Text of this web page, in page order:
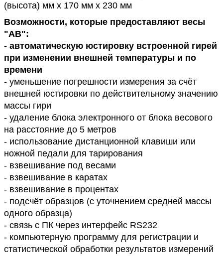
(высота) мм х 170 мм х 230 мм
Возможности, которые предоставляют весы
"АВ":
- автоматическую юстировку встроенной гирей
при изменении внешней температуры и по
времени
- уменьшение погрешности измерения за счёт
внешней юстировки по действительному значению
массы гири
- удаление блока электронного от блока весового
на расстояние до 5 метров
- использование дистанционной клавиши или
ножной педали для тарирования
- взвешивание под весами
- взвешивание в каратах
- взвешивание в процентах
- подсчёт образцов (с уточнением средней массы
одного образца)
- связь с ПК через интерфейс RS232
- компьютерную программу для регистрации и
статистической обработки результатов измерений